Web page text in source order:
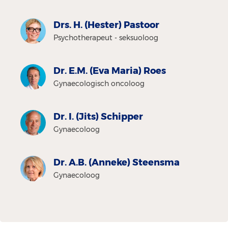
Drs. H. (Hester) Pastoor
Psychotherapeut - seksuoloog
Dr. E.M. (Eva Maria) Roes
Gynaecologisch oncoloog
Dr. I. (Jits) Schipper
Gynaecoloog
Dr. A.B. (Anneke) Steensma
Gynaecoloog